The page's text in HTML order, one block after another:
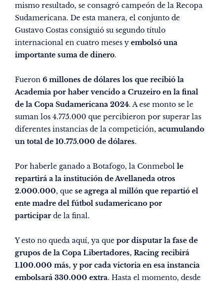
mismo resultado, se consagró campeón de la Recopa
Sudamericana. De esta manera, el conjunto de
Gustavo Costas consiguió su segundo título
internacional en cuatro meses y embolsó una
importante suma de dinero.
Fueron 6 millones de dólares los que recibió la
Academia por haber vencido a Cruzeiro en la final
de la Copa Sudamericana 2024. A ese monto se le
suman los 4.775.000 que percibieron por superar las
diferentes instancias de la competición, acumulando
un total de 10.775.000 de dólares.
Por haberle ganado a Botafogo, la Conmebol le
repartirá a la institución de Avellaneda otros
2.000.000, que se agrega al millón que repartió el
ente madre del fútbol sudamericano por
participar de la final.
Y esto no queda aquí, ya que por disputar la fase de
grupos de la Copa Libertadores, Racing recibirá
1.100.000 más, y por cada victoria en esa instancia
embolsará 330.000 extra. Hasta el momento, desde